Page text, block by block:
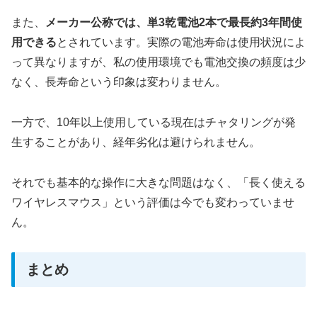
また、
メーカー公称では、単3乾電池2本で最長約3年間使
用できるとされています。実際の電池寿命は使用状況によ
って異なりますが、私の使用環境でも電池交換の頻度は少
なく、長寿命という印象は変わりません。
一方で、10年以上使用している現在はチャタリングが発
生することがあり、経年劣化は避けられません。
それでも基本的な操作に大きな問題はなく、「長く使える
ワイヤレスマウス」という評価は今でも変わっていませ
ん。
まとめ